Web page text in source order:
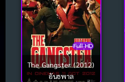
Full HD
The Gangster (2012)
อันธพาล